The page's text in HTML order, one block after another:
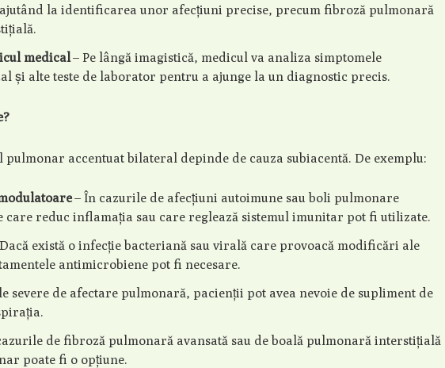
la identificarea unor afecțiuni precise, precum fibroză pulmonară
medical– Pe lângă imagistică, medicul va analiza simptomele
și alte teste de laborator pentru a ajunge la un diagnostic precis.
accentuat bilateral depinde de cauza subiacentă. De exemplu:
– În cazurile de afecțiuni autoimune sau boli pulmonare
care reduc inflamația sau care reglează sistemul imunitar pot fi utilizate.
există o infecție bacteriană sau virală care provoacă modificări ale
antimicrobiene pot fi necesare.
severe de afectare pulmonară, pacienții pot avea nevoie de supliment de
de fibroză pulmonară avansată sau de boală pulmonară interstițială
poate fi o opțiune.